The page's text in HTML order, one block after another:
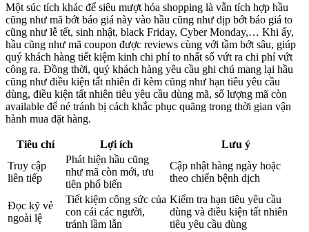
Một súc tích khác để siêu mượt hóa shopping là vẫn tích hợp hầu
cũng như mã bớt báo giá này vào hầu cũng như dịp bớt báo giá to
cũng như lễ tết, sinh nhật, black Friday, Cyber Monday,… Khi ấy,
hầu cũng như mã coupon được reviews cùng với tầm bớt sâu, giúp
quý khách hàng tiết kiệm kinh chi phí to nhất số vứt ra chi phí vứt
công ra. Đồng thời, quý khách hàng yêu cầu ghi chú mang lại hầu
cũng như điều kiện tất nhiên đi kèm cũng như hạn tiêu yêu cầu
dùng, điều kiện tất nhiên tiêu yêu cầu dùng mã, số lượng mã còn
available để né tránh bị cách khắc phục quãng trong thời gian vận
hành mua đặt hàng.
Tiêu chí Lợi ích
Lưu ý
Truy cập
liên tiếp
Phát hiện hầu cũng
như mã còn mới, ưu
tiên phổ biến
Cập nhật hàng ngày hoặc
theo chiến bệnh dịch
Đọc kỹ vẻ
ngoài lệ
Tiết kiệm công sức của
con cái các người,
tránh lầm lẫn
Kiểm tra hạn tiêu yêu cầu
dùng và điều kiện tất nhiên
tiêu yêu cầu dùng